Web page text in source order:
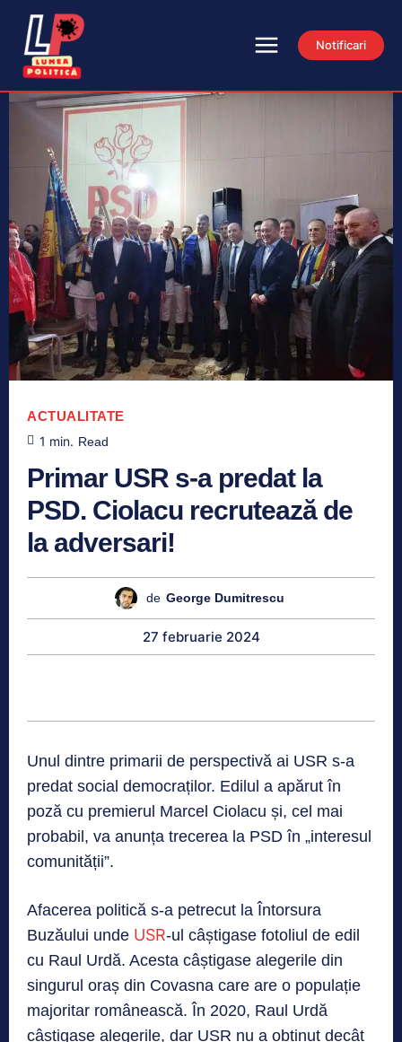
Notificari
ACTUALITATE
1 min. Read
Primar USR s-a predat la
PSD. Ciolacu recrutează de
la adversari!
de George Dumitrescu
27 februarie 2024
Unul dintre primarii de perspectivă ai USR s-a
predat social democraților. Edilul a apărut în
poză cu premierul Marcel Ciolacu și, cel mai
probabil, va anunța trecerea la PSD în „interesul
comunității”.
Afacerea politică s-a petrecut la Întorsura
Buzăului unde USR-ul câștigase fotoliul de edil
cu Raul Urdă. Acesta câștigase alegerile din
singurul oraș din Covasna care are o populație
majoritar românească. În 2020, Raul Urdă
câștigase alegerile, dar USR nu a obținut decât